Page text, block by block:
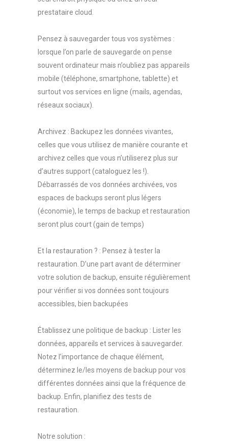
prestataire cloud.
Pensez à sauvegarder tous vos systèmes :
lorsque l’on parle de sauvegarde on pense
souvent ordinateur mais n’oubliez pas appareils
mobile (téléphone, smartphone, tablette) et
surtout vos services en ligne (mails, agendas,
réseaux sociaux).
Archivez : Backupez les données vivantes,
celles que vous utilisez de manière courante et
archivez celles que vous n’utiliserez plus sur
d’autres support (cataloguez les !).
Débarrassés de vos données archivées, vos
espaces de backups seront plus légers
(économie), le temps de backup et restauration
seront plus court (gain de temps)
Et la restauration ? : Pensez à tester la
restauration. D’une part avant de déterminer
votre solution de backup, ensuite régulièrement
pour vérifier si vos données sont toujours
accessibles, bien backupées
Établissez une politique de backup : Lister les
données, appareils et services à sauvegarder.
Notez l’importance de chaque élément,
déterminez le/les moyens de backup pour vos
différentes données ainsi que la fréquence de
backup. Enfin, planifiez des tests de
restauration.
Notre solution :